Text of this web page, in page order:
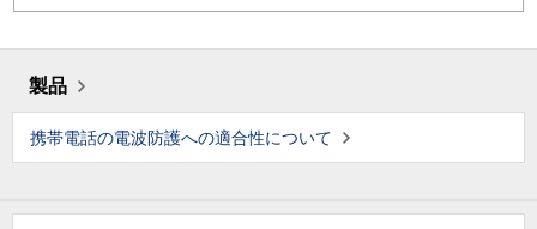
製品
携帯電話の電波防護への適合性について